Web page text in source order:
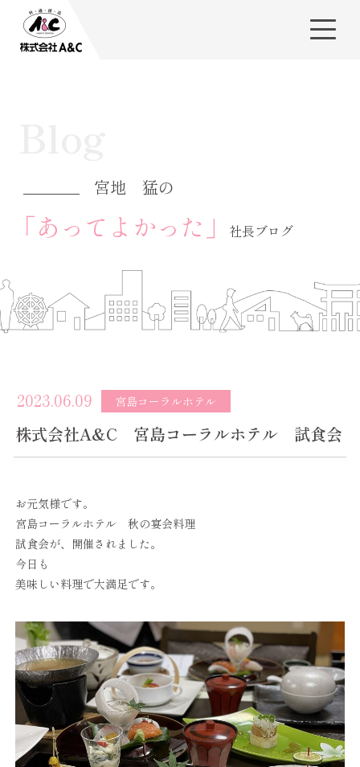
宮地 猛の
「あってよかった」 社長ブログ
2023.06.09 宮島コーラルホテル
株式会社A&C 宮島コーラルホテル 試食会
お元気様です。
宮島コーラルホテル 秋の宴会料理
試食会が、開催されました。
今日も
美味しい料理で大満足です。